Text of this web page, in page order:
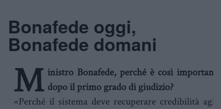
Bonafede oggi,
Bonafede domani